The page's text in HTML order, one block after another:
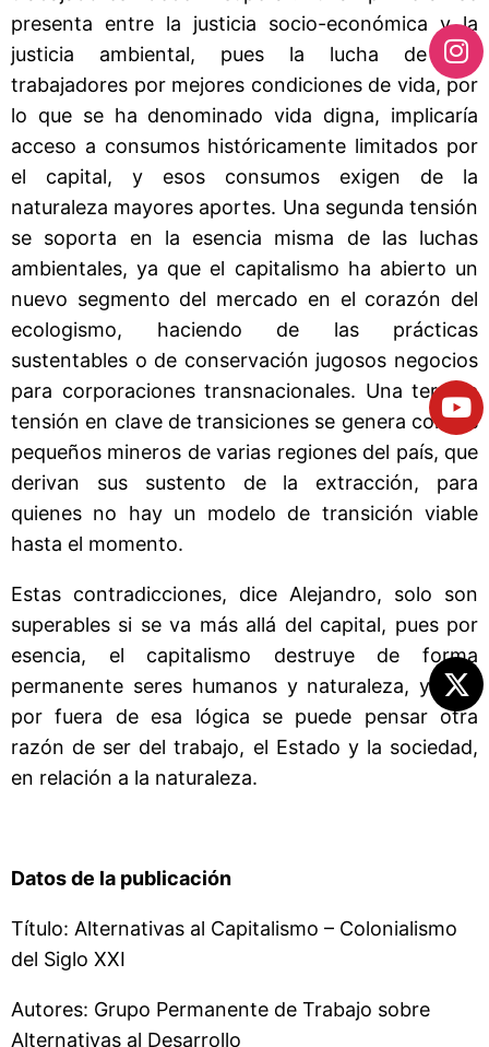
presenta entre la justicia socio-económica y la
justicia ambiental, pues la lucha de los
trabajadores por mejores condiciones de vida, por
lo que se ha denominado vida digna, implicaría
acceso a consumos históricamente limitados por
el capital, y esos consumos exigen de la
naturaleza mayores aportes. Una segunda tensión
se soporta en la esencia misma de las luchas
ambientales, ya que el capitalismo ha abierto un
nuevo segmento del mercado en el corazón del
ecologismo, haciendo de las prácticas
sustentables o de conservación jugosos negocios
para corporaciones transnacionales. Una tercera
tensión en clave de transiciones se genera con los
pequeños mineros de varias regiones del país, que
derivan sus sustento de la extracción, para
quienes no hay un modelo de transición viable
hasta el momento.
Estas contradicciones, dice Alejandro, solo son
superables si se va más allá del capital, pues por
esencia, el capitalismo destruye de forma
permanente seres humanos y naturaleza, y solo
por fuera de esa lógica se puede pensar otra
razón de ser del trabajo, el Estado y la sociedad,
en relación a la naturaleza.
Datos de la publicación
Título: Alternativas al Capitalismo – Colonialismo
del Siglo XXI
Autores: Grupo Permanente de Trabajo sobre
Alternativas al Desarrollo